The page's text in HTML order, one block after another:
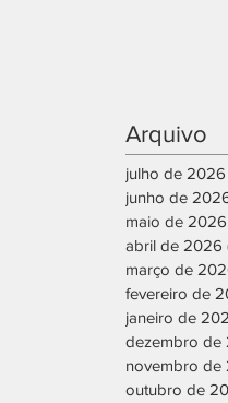
Arquivo
julho de 2026
junho de
maio de 2026
abril de 2026
março de
fevereiro de
janeiro de
dezembro de
novembro de
outubro de